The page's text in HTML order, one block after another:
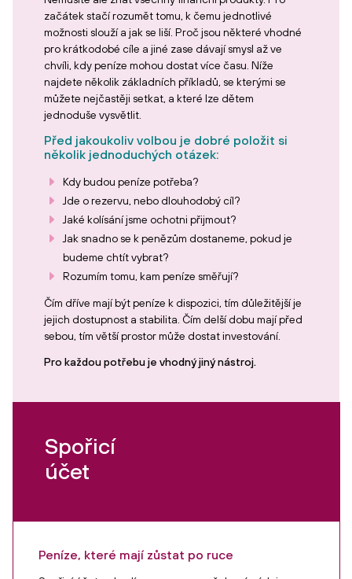
začátek stačí rozumět tomu, k čemu jednotlivé
možnosti slouží a jak se liší. Proč jsou některé vhodné
pro krátkodobé cíle a jiné zase dávají smysl až ve
chvíli, kdy peníze mohou dostat více času. Níže
najdete několik základních příkladů, se kterými se
můžete nejčastěji setkat, a které lze dětem
jednoduše vysvětlit.
Před jakoukoliv volbou je dobré položit si
několik jednoduchých otázek:
Kdy budou peníze potřeba?
Jde o rezervu, nebo dlouhodobý cíl?
Jaké kolísání jsme ochotni přijmout?
Jak snadno se k penězům dostaneme, pokud je
budeme chtít vybrat?
Rozumím tomu, kam peníze směřují?
Čím dříve mají být peníze k dispozici, tím důležitější je
jejich dostupnost a stabilita. Čím delší dobu mají před
sebou, tím větší prostor může dostat investování.
Pro každou potřebu je vhodný jiný nástroj.
Spořicí
účet
Peníze, které mají zůstat po ruce